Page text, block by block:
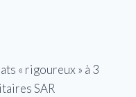
« rigoureux » à 3
SAR